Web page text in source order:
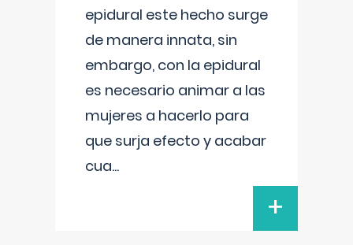
epidural este hecho surge
de manera innata, sin
embargo, con la epidural
es necesario animar a las
mujeres a hacerlo para
que surja efecto y acabar
cua...
+